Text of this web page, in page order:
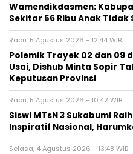
Wamendikdasmen:
Sekitar 56 Ribu Anak Tidak
Rabu, 5 Agustus 2026 - 12:44 WIB
Polemik Trayek 02 dan 09
Usai, Dishub Minta Sopir
Keputusan Provinsi
Rabu, 5 Agustus 2026 - 10:42 WIB
‎Siswi MTsN 3 Sukabumi
Inspiratif Nasional,
Selasa, 4 Agustus 2026 - 13:48 WIB